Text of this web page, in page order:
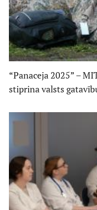
“Panaceja 2025” –
stiprina valsts